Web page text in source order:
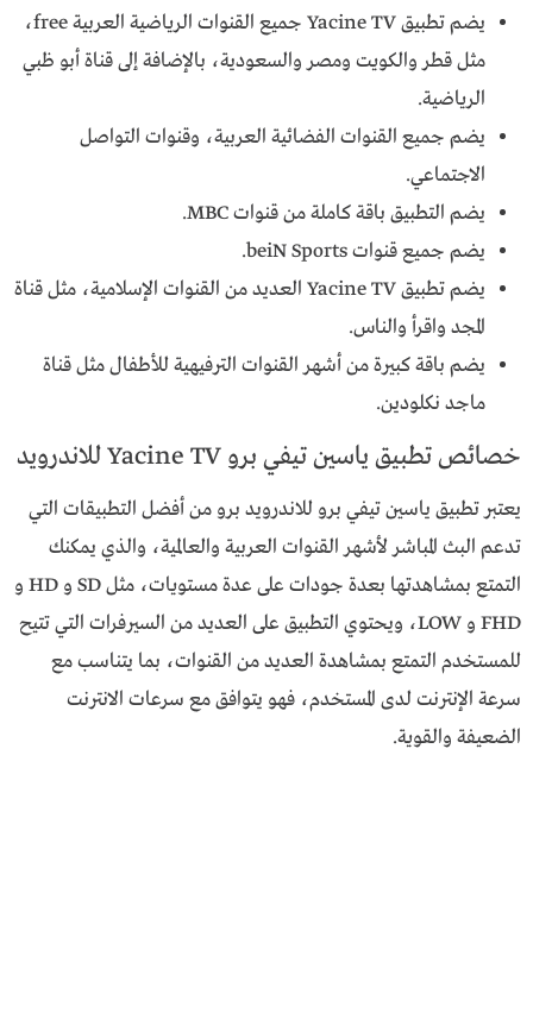
يضم تطبيق Yacine TV جميع القنوات الرياضية العربية free،
مثل قطر والكويت ومصر والسعودية، بالإضافة إلى قناة أبو ظبي
الرياضية.
يضم جميع القنوات الفضائية العربية، وقنوات التواصل
الاجتماعي.
يضم التطبيق باقة كاملة من قنوات MBC.
يضم جميع قنوات beiN Sports.
يضم تطبيق Yacine TV العديد من القنوات الإسلامية، مثل قناة
المجد واقرأ والناس.
يضم باقة كبيرة من أشهر القنوات الترفيهية للأطفال مثل قناة
ماجد نكلودين.
خصائص تطبيق ياسين تيفي برو Yacine TV للاندرويد
يعتبر تطبيق ياسين تيفي برو للاندرويد برو من أفضل التطبيقات التي
تدعم البث المباشر لأشهر القنوات العربية والعالمية، والذي يمكنك
التمتع بمشاهدتها بعدة جودات على عدة مستويات، مثل SD و HD و
FHD و LOW، ويحتوي التطبيق على العديد من السيرفرات التي تتيح
للمستخدم التمتع بمشاهدة العديد من القنوات، بما يتناسب مع
سرعة الإنترنت لدى المستخدم، فهو يتوافق مع سرعات الانترنت
الضعيفة والقوية.